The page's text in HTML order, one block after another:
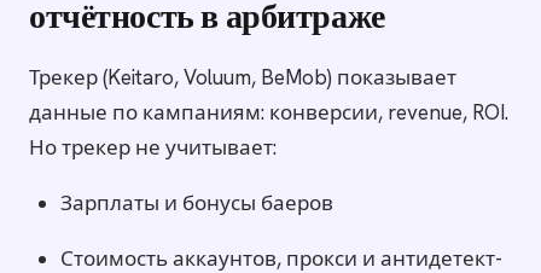
отчётность в арбитраже
Трекер (Keitaro, Voluum, BeMob) показывает
данные по кампаниям: конверсии, revenue, ROI.
Но трекер не учитывает:
Зарплаты и бонусы баеров
Стоимость аккаунтов, прокси и антидетект-